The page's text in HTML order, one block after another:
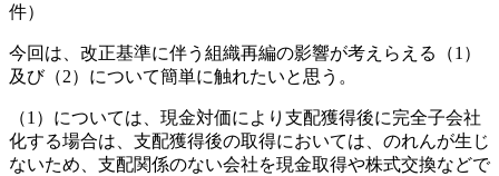
件）
今回は、改正基準に伴う組織再編の影響が考えらえる（1）
及び（2）について簡単に触れたいと思う。
（1）については、現金対価により支配獲得後に完全子会社
化する場合は、支配獲得後の取得においては、のれんが生じ
ないため、支配関係のない会社を現金取得や株式交換などで